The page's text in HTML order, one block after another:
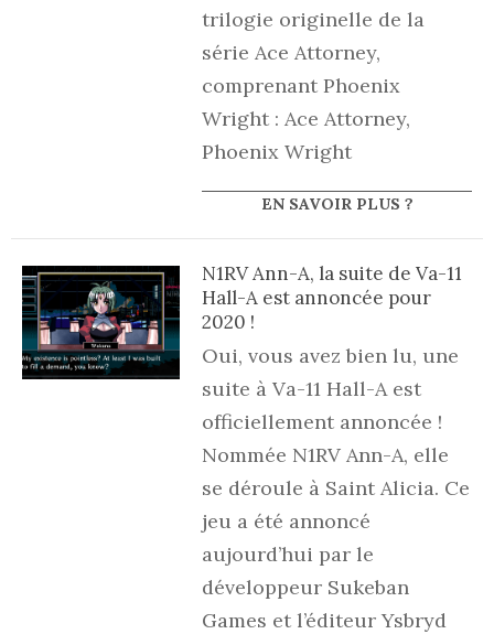
trilogie originelle de la
série Ace Attorney,
comprenant Phoenix
Wright : Ace Attorney,
Phoenix Wright
EN SAVOIR PLUS ?
N1RV Ann-A, la suite de Va-11
Hall-A est annoncée pour
2020 !
Oui, vous avez bien lu, une
suite à Va-11 Hall-A est
officiellement annoncée !
Nommée N1RV Ann-A, elle
se déroule à Saint Alicia. Ce
jeu a été annoncé
aujourd’hui par le
développeur Sukeban
Games et l’éditeur Ysbryd